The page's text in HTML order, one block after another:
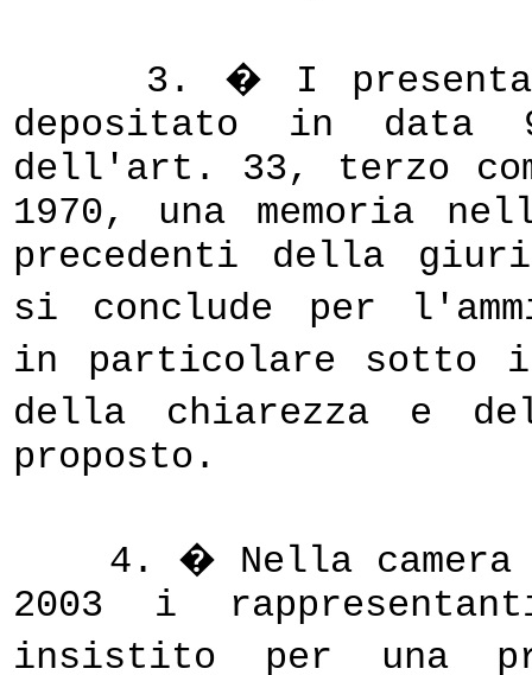
3. � I
depositato in data
dell'art. 33, terzo
1970, una memoria
precedenti della
si conclude per
in particolare sotto
della chiarezza e
proposto.
4. � Nella
2003 i
insistito per una